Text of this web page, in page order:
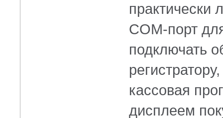
практически
COM-порт
подключать
кассовая
дисплеем